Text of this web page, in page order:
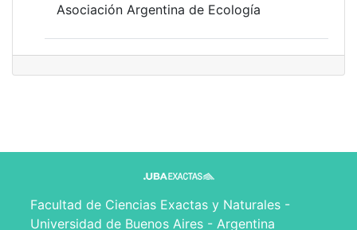
Asociación Argentina de Ecología
Facultad de Ciencias Exactas y Naturales -
Universidad de Buenos Aires - Argentina